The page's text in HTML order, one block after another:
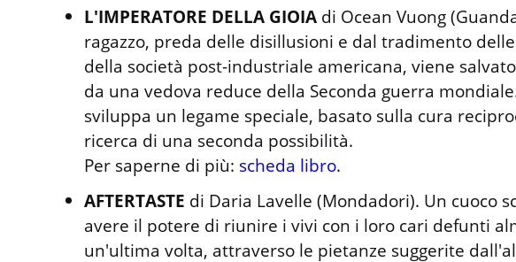
L'IMPERATORE DELLA GIOIA di Ocean Vuong
ragazzo, preda delle disillusioni e dal tradimento
della società post-industriale americana, viene
da una vedova reduce della Seconda guerra
sviluppa un legame speciale, basato sulla cura
ricerca di una seconda possibilità.
Per saperne di più: scheda libro.
AFTERTASTE di Daria Lavelle (Mondadori). Un cuoco
avere il potere di riunire i vivi con i loro cari defunti
un'ultima volta, attraverso le pietanze suggerite